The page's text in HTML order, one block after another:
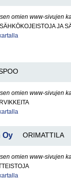
omien www-sivujen
JA
omien www-sivujen
Oy ORIMATTILA
omien www-sivujen